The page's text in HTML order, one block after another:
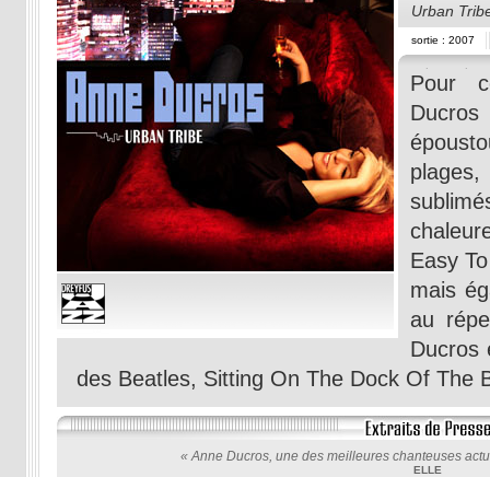
Urban
sortie : 2007
Pour
Easy
mais
au
Ducros
des Beatles, Sitting On The Dock Of The
« Anne Ducros, une des meilleures chanteuses
ELLE